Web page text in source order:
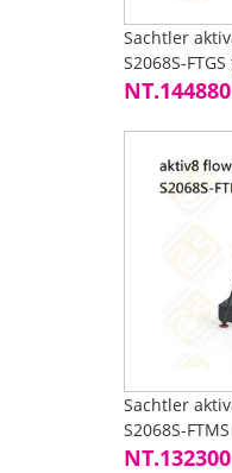
Sachtler
S2068S-
腳架組 12kg
NT.144880
Sachtler
S2068S-
碳纖維三腳架
NT.132300